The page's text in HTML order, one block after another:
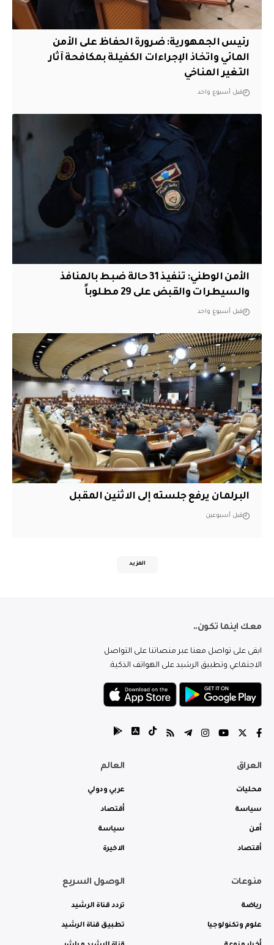
رئيس الجمهورية: ضرورة الحفاظ على الأمن
المائي واتخاذ الإجراءات الكفيلة بمكافحة آثار
التغير المناخي
قبل أسبوع واحد
الأمن الوطني: تنفيذ 31 حالة ضبط بالمنافذ
والسيطرات والقبض على 29 مطلوباً
قبل أسبوع واحد
البرلمان يرفع جلسته إلى الاثنين المقبل
قبل أسبوعين
المزيد
معك اينما تكون..
ابقى على تواصل معنا عبر منصاتنا على التواصل
الاجتماعي وتطبيق الرشيد على الهواتف الذكية.
العراق
محليات
سياسة
أمن
أقتصاد
العالم
عربي ودولي
أقتصاد
سياسة
الاخيرة
منوعات
رياضة
علوم وتكنولوجيا
الوصول السريع
تردد قناة الرشيد
تطبيق قناة الرشيد